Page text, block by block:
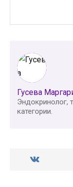
Гусева
Эндокринолог,
категории.